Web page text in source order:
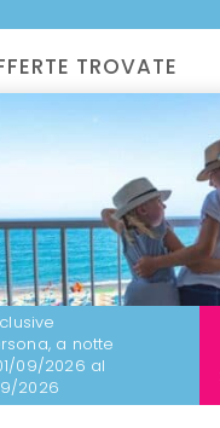
TROVATE
a notte
09/2026 al
2026